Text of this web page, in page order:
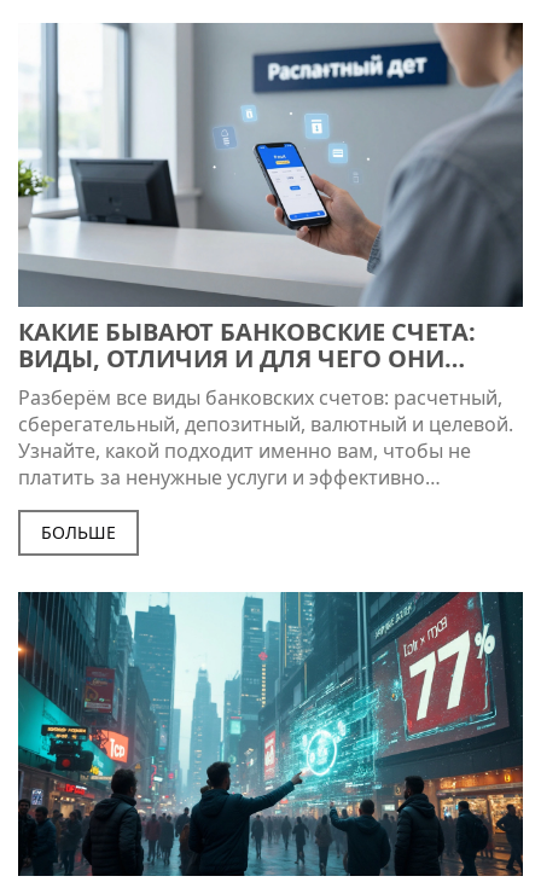
КАКИЕ БЫВАЮТ БАНКОВСКИЕ СЧЕТА:
ВИДЫ, ОТЛИЧИЯ И ДЛЯ ЧЕГО ОНИ
НУЖНЫ
Разберём все виды банковских счетов: расчетный,
сберегательный, депозитный, валютный и целевой.
Узнайте, какой подходит именно вам, чтобы не
платить за ненужные услуги и эффективно
управлять деньгами.
БОЛЬШЕ